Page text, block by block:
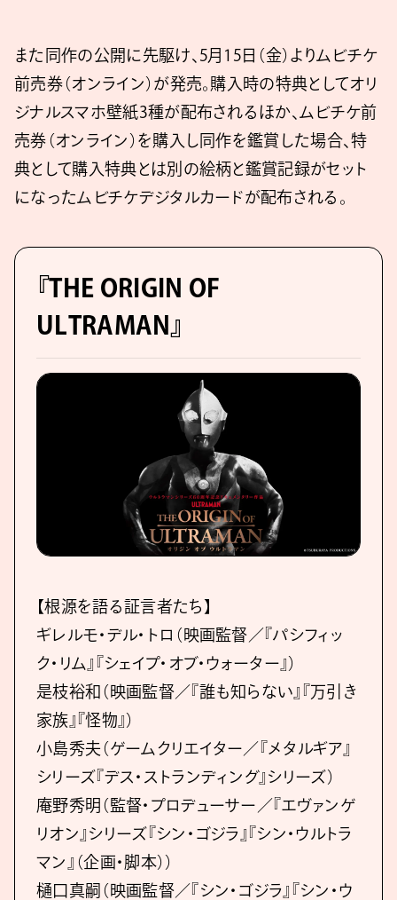
また同作の公開に先駆け、5月15日（金）よりムビチケ
前売券（オンライン）が発売。購入時の特典としてオリ
ジナルスマホ壁紙3種が配布されるほか、ムビチケ前
売券（オンライン）を購入し同作を鑑賞した場合、特
典として購入特典とは別の絵柄と鑑賞記録がセット
になったムビチケデジタルカードが配布される。
『THE ORIGIN OF
ULTRAMAN』
【根源を語る証言者たち】
ギレルモ・デル・トロ（映画監督／『パシフィッ
ク・リム』『シェイプ・オブ・ウォーター』）
是枝裕和（映画監督／『誰も知らない』『万引き
家族』『怪物』）
小島秀夫（ゲームクリエイター／『メタルギア』
シリーズ『デス・ストランディング』シリーズ）
庵野秀明（監督・プロデューサー／『エヴァンゲ
リオン』シリーズ『シン・ゴジラ』『シン・ウルトラ
マン』（企画・脚本））
樋口真嗣（映画監督／『シン・ゴジラ』『シン・ウ